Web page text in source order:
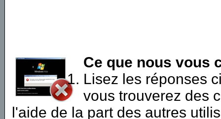
Ce que nous vous
Lisez les réponses
vous trouverez des
l'aide de la part des autres